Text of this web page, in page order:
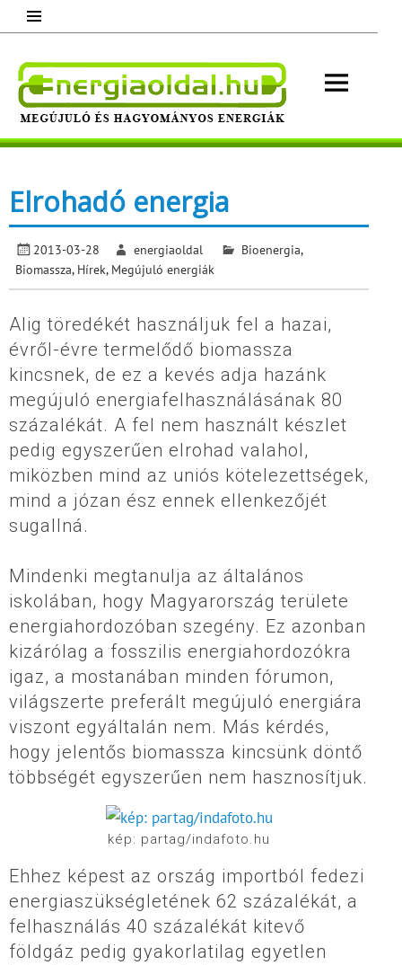
content
Megújuló és hagyományos energiák.
Elrohadó energia
2013-03-28 energiaoldal Bioenergia,
Biomassza, Hírek, Megújuló energiák
Alig töredékét használjuk fel a hazai,
évről-évre termelődő biomassza
kincsnek, de ez a kevés adja hazánk
megújuló energiafelhasználásának 80
százalékát. A fel nem használt készlet
pedig egyszerűen elrohad valahol,
miközben mind az uniós kötelezettségek,
mind a józan ész ennek ellenkezőjét
sugallná.
Mindenki megtanulja az általános
iskolában, hogy Magyarország területe
energiahordozóban szegény. Ez azonban
kizárólag a fosszilis energiahordozókra
igaz, a mostanában minden fórumon,
világszerte preferált megújuló energiára
viszont egyáltalán nem. Más kérdés,
hogy jelentős biomassza kincsünk döntő
többségét egyszerűen nem hasznosítjuk.
kép: partag/indafoto.hu
Ehhez képest az ország importból fedezi
energiaszükségletének 62 százalékát, a
felhasználás 40 százalékát kitevő
földgáz pedig gyakorlatilag egyetlen